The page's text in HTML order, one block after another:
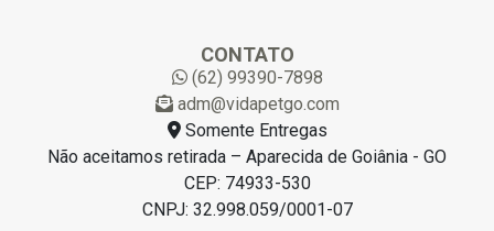
CONTATO
(62) 99390-7898
adm@vidapetgo.com
Somente Entregas
Não aceitamos retirada – Aparecida de Goiânia - GO
CEP: 74933-530
CNPJ: 32.998.059/0001-07